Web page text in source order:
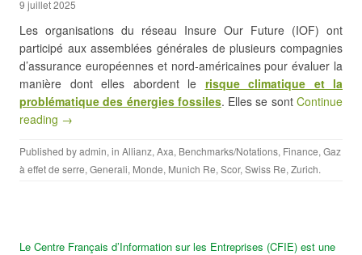
9 juillet 2025
Les organisations du réseau Insure Our Future (IOF) ont
participé aux assemblées générales de plusieurs compagnies
d’assurance européennes et nord-américaines pour évaluer la
manière dont elles abordent le risque climatique et la
problématique des énergies fossiles. Elles se sontContinue
reading →
Published byadmin, in Allianz, Axa, Benchmarks/Notations, Finance, Gaz
à effet de serre, Generali, Monde, Munich Re, Scor, Swiss Re, Zurich.
Le Centre Français d’Information sur les Entreprises (CFIE) est une